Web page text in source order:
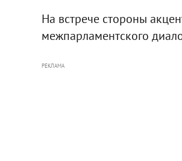
На встрече стороны
межпарламентского
РЕКЛАМА